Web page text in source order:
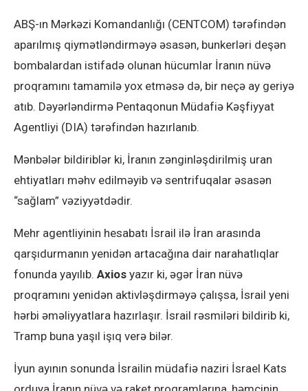
ABŞ-ın Mərkəzi Komandanlığı (CENTCOM) tərəfindən
aparılmış qiymətləndirməyə əsasən, bunkerləri deşən
bombalardan istifadə olunan hücumlar İranın nüvə
proqramını tamamilə yox etməsə də, bir neçə ay geriyə
atıb. Dəyərləndirmə Pentaqonun Müdafiə Kəşfiyyat
Agentliyi (DIA) tərəfindən hazırlanıb.
Mənbələr bildiriblər ki, İranın zənginləşdirilmiş uran
ehtiyatları məhv edilməyib və sentrifuqalar əsasən
“sağlam” vəziyyətdədir.
Mehr agentliyinin hesabatı İsrail ilə İran arasında
qarşıdurmanın yenidən artacağına dair narahatlıqlar
fonunda yayılıb. Axios yazır ki, əgər İran nüvə
proqramını yenidən aktivləşdirməyə çalışsa, İsrail yeni
hərbi əməliyyatlara hazırlaşır. İsrail rəsmiləri bildirib ki,
Tramp buna yaşıl işıq verə bilər.
İyun ayının sonunda İsrailin müdafiə naziri İsrael Kats